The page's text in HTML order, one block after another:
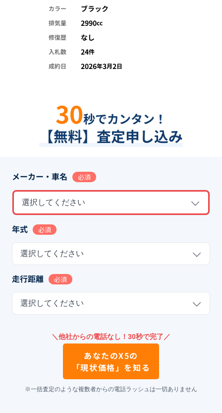
カラー
ブラック
排気量 2990cc
修復歴
なし
入札数 24件
成約日
2026年3月2日
30秒でカンタン！
【無料】査定申し込み
メーカー・車名 必須
選択してください
年式 必須
選択してください
走行距離 必須
選択してください
＼他社からの電話なし！30秒で完了／
あなたのX5の
「現状価格」を知る
※一括査定のような複数者からの電話ラッシュは一切ありません